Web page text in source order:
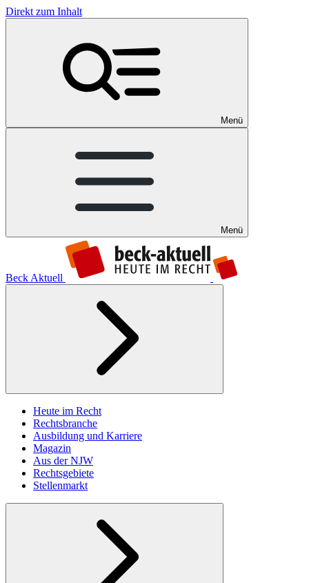
Direkt zum Inhalt
Menü
Menü
Beck Aktuell
Heute im Recht
Rechtsbranche
Ausbildung und Karriere
Magazin
Aus der NJW
Rechtsgebiete
Stellenmarkt